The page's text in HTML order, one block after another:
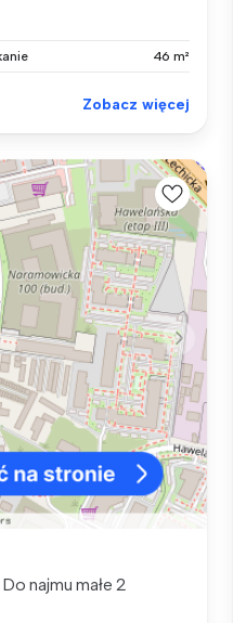
46 m²
Zobacz więcej
najmu małe 2